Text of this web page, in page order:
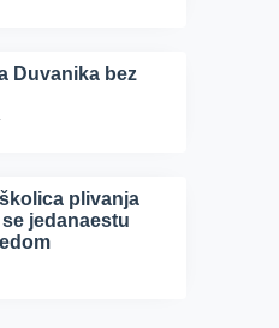
Duvanika bez
plivanja
jedanaestu